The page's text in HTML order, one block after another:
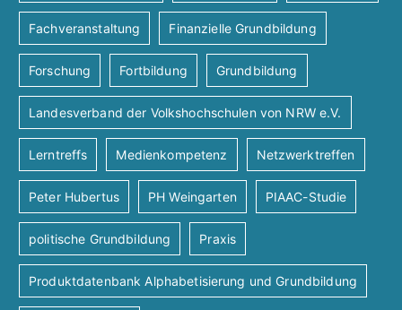
Fachveranstaltung Finanzielle Grundbildung
Forschung Fortbildung Grundbildung
Landesverband der Volkshochschulen von NRW e.V.
Lerntreffs Medienkompetenz Netzwerktreffen
Peter Hubertus PH Weingarten PIAAC-Studie
politische Grundbildung Praxis
Produktdatenbank Alphabetisierung und Grundbildung